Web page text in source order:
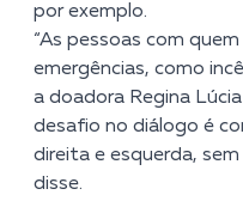
por exemplo.
“As pessoas com
emergências, como
a doadora Regina
desafio no diálogo é
direita e esquerda,
disse.